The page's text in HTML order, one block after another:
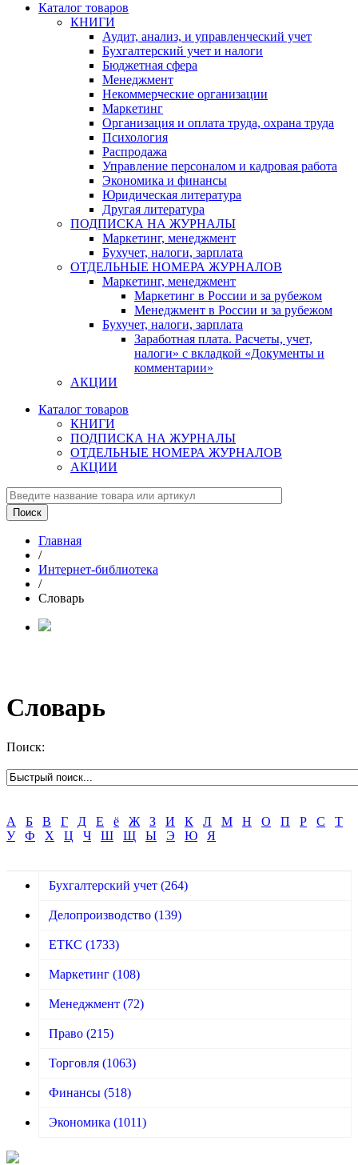
Каталог товаров
КНИГИ
Аудит, анализ, и управленческий учет
Бухгалтерский учет и налоги
Бюджетная сфера
Менеджмент
Некоммерческие организации
Маркетинг
Организация и оплата труда, охрана труда
Психология
Распродажа
Управление персоналом и кадровая работа
Экономика и финансы
Юридическая литература
Другая литература
ПОДПИСКА НА ЖУРНАЛЫ
Маркетинг, менеджмент
Бухучет, налоги, зарплата
ОТДЕЛЬНЫЕ НОМЕРА ЖУРНАЛОВ
Маркетинг, менеджмент
Маркетинг в России и за рубежом
Менеджмент в России и за рубежом
Бухучет, налоги, зарплата
Заработная плата. Расчеты, учет,
налоги» с вкладкой «Документы и
комментарии»
АКЦИИ
Каталог товаров
КНИГИ
ПОДПИСКА НА ЖУРНАЛЫ
ОТДЕЛЬНЫЕ НОМЕРА ЖУРНАЛОВ
АКЦИИ
Главная
/
Интернет-библиотека
/
Словарь
Словарь
Поиск:
А Б В Г Д Е ё Ж З И К Л М Н О П Р С
Т
У
Ф Х Ц Ч Ш Щ Ы Э Ю Я
Бухгалтерский учет (264)
Делопроизводство (139)
ЕТКС (1733)
Маркетинг (108)
Менеджмент (72)
Право (215)
Торговля (1063)
Финансы (518)
Экономика (1011)